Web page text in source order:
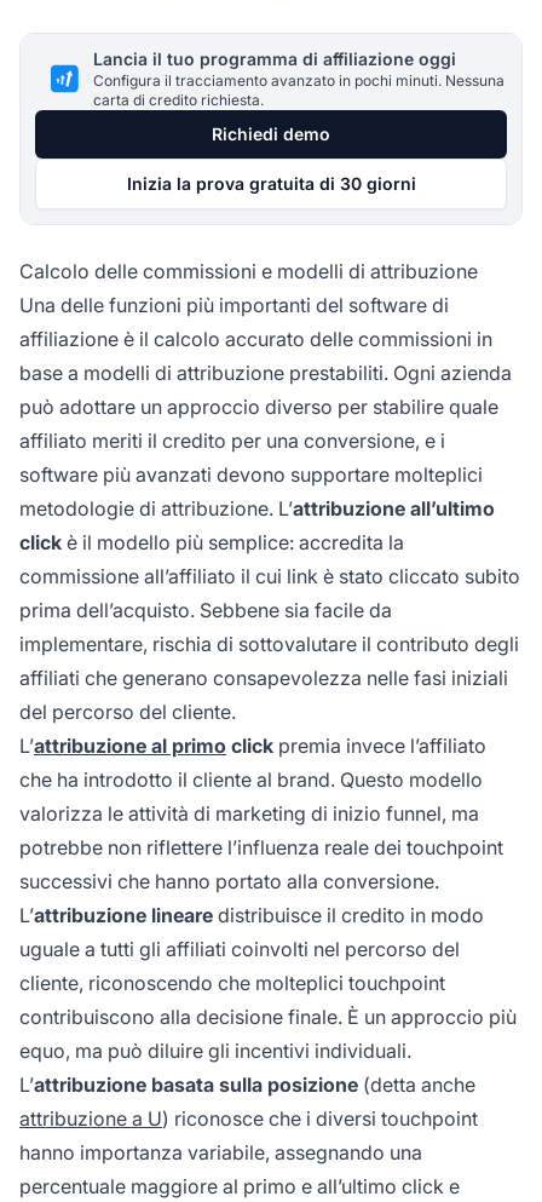
Lancia il tuo programma di affiliazione oggi
Configura il tracciamento avanzato in pochi minuti. Nessuna
carta di credito richiesta.
Richiedi demo
Inizia la prova gratuita di 30 giorni
Calcolo delle commissioni e modelli di attribuzione
Una delle funzioni più importanti del software di
affiliazione è il calcolo accurato delle commissioni in
base a modelli di attribuzione prestabiliti. Ogni azienda
può adottare un approccio diverso per stabilire quale
affiliato meriti il credito per una conversione, e i
software più avanzati devono supportare molteplici
metodologie di attribuzione. L’attribuzione all’ultimo
click è il modello più semplice: accredita la
commissione all’affiliato il cui link è stato cliccato subito
prima dell’acquisto. Sebbene sia facile da
implementare, rischia di sottovalutare il contributo degli
affiliati che generano consapevolezza nelle fasi iniziali
del percorso del cliente.
L’attribuzione al primo click premia invece l’affiliato
che ha introdotto il cliente al brand. Questo modello
valorizza le attività di marketing di inizio funnel, ma
potrebbe non riflettere l’influenza reale dei touchpoint
successivi che hanno portato alla conversione.
L’attribuzione lineare distribuisce il credito in modo
uguale a tutti gli affiliati coinvolti nel percorso del
cliente, riconoscendo che molteplici touchpoint
contribuiscono alla decisione finale. È un approccio più
equo, ma può diluire gli incentivi individuali.
L’attribuzione basata sulla posizione (detta anche
attribuzione a U) riconosce che i diversi touchpoint
hanno importanza variabile, assegnando una
percentuale maggiore al primo e all’ultimo click e